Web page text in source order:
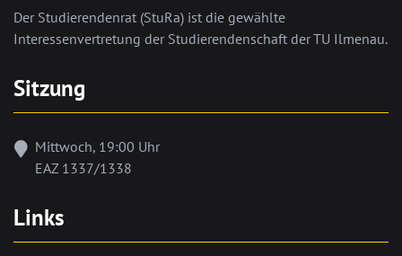
Der Studierendenrat (StuRa) ist die gewählte
Interessenvertretung der Studierendenschaft der TU Ilmenau.
Sitzung
Mittwoch, 19:00 Uhr
EAZ 1337/1338
Links